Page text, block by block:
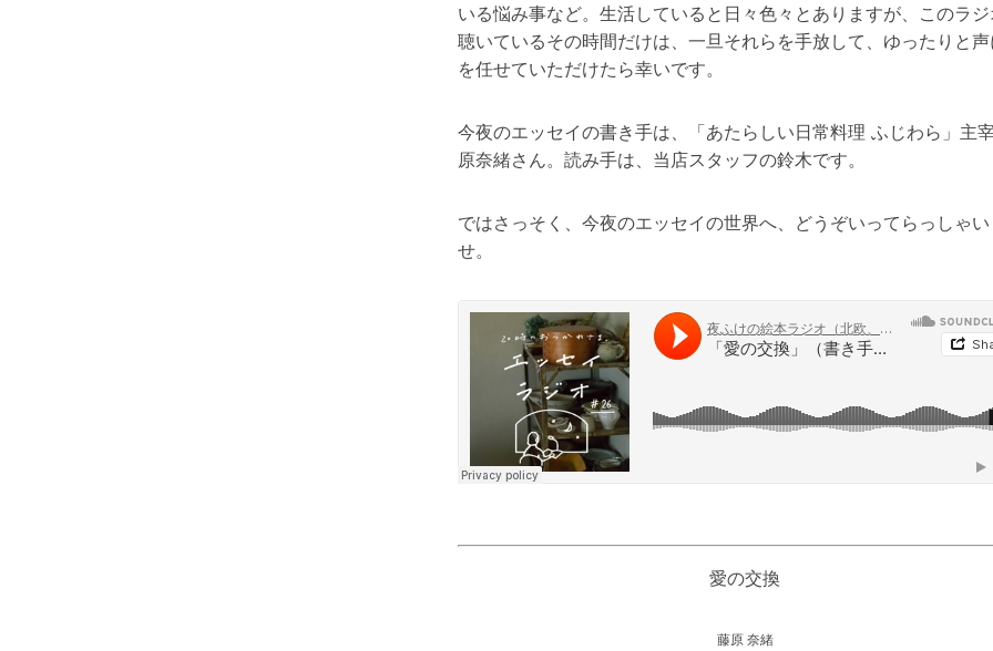
いる悩み事など。生活していると日々色々とありますが、このラ
聴いているその時間だけは、一旦それらを手放して、ゆったりと
を任せていただけたら幸いです。
今夜のエッセイの書き手は、「あたらしい日常料理 ふじわら」主
原奈緒さん。読み手は、当店スタッフの鈴木です。
ではさっそく、今夜のエッセイの世界へ、どうぞいってらっしゃ
せ。
愛の交換
藤原 奈緒